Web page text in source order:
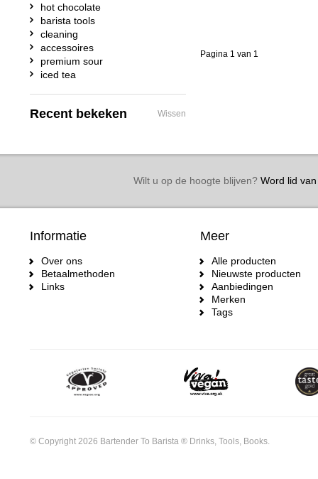
Pagina 1 van 1
hot chocolate
barista tools
cleaning
accessoires
premium sour
iced tea
Recent bekeken Wissen
Wilt u op de hoogte blijven?Word lid van
Informatie
Over ons
Betaalmethoden
Links
Meer
Alle producten
Nieuwste producten
Aanbiedingen
Merken
Tags
© Copyright 2026 Bartender To Barista ® Drinks, Tools, Books.